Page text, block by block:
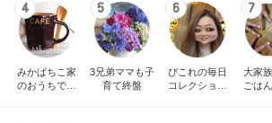
4
みかぱちこ家
のおうちでご
5
3兄弟ママも子
育て終盤
6
ぴこれの毎日
コレクション
7
大家
ごは